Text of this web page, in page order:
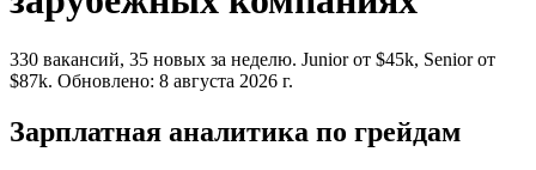
330 вакансий, 35 новых за неделю. Junior от $45k, Senior от
$87k. Обновлено: 8 августа 2026 г.
Зарплатная аналитика по грейдам